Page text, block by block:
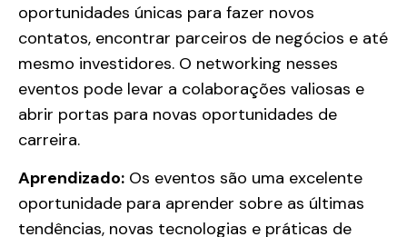
oportunidades únicas para fazer novos
contatos, encontrar parceiros de negócios e até
mesmo investidores. O networking nesses
eventos pode levar a colaborações valiosas e
abrir portas para novas oportunidades de
carreira.
Aprendizado: Os eventos são uma excelente
oportunidade para aprender sobre as últimas
tendências, novas tecnologias e práticas de